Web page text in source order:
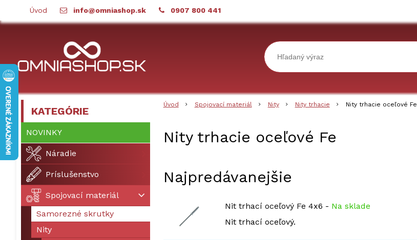
Úvod info@omniashop.sk 0907 800 441
Úvod Spojovací materiál Nity Nity trhacie Nity trhacie oceľové Fe
Nity trhacie oceľové Fe
Najpredávanejšie
Nit trhací oceľový Fe 4x6 - Na sklade
Nit trhací oceľový.
KATEGÓRIE
NOVINKY
Náradie
Príslušenstvo
Spojovací materiál
Samorezné skrutky
Nity